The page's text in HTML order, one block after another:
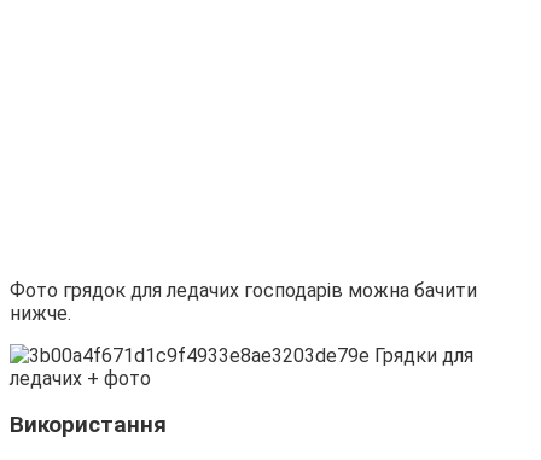
Фото грядок для ледачих господарів можна бачити
нижче.
Використання